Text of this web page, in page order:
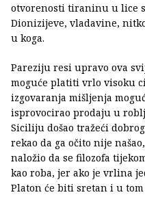
otvorenosti tiraninu u lice
Dionizijeve, vladavine,
u koga.
Pareziju resi upravo ova
moguće platiti vrlo visoku
izgovaranja mišljenja
isprovocirao prodaju u
Siciliju došao tražeći
rekao da ga očito nije
naložio da se filozofa
kao roba, jer ako je vrlina
Platon će biti sretan i u